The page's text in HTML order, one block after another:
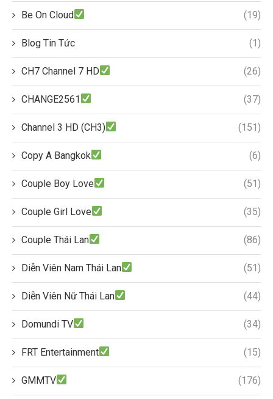
Be On Cloud (19)
Blog Tin Tức (1)
CH7 Channel 7 HD (26)
CHANGE2561 (37)
Channel 3 HD (CH3) (151)
Copy A Bangkok (6)
Couple Boy Love (51)
Couple Girl Love (35)
Couple Thái Lan (86)
Diễn Viên Nam Thái Lan (51)
Diễn Viên Nữ Thái Lan (44)
Domundi TV (34)
FRT Entertainment (15)
GMMTV (176)